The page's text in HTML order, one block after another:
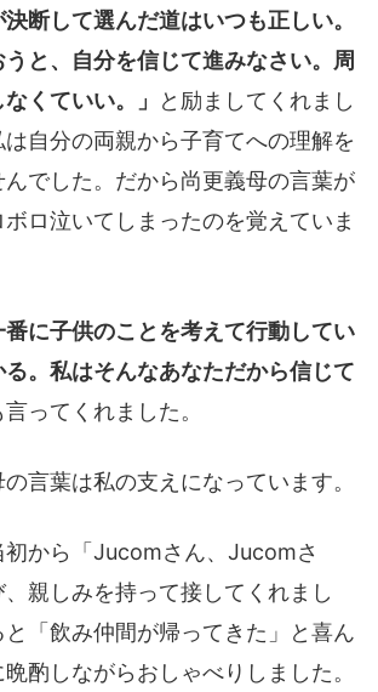
決断して選んだ道はいつも正しい。
と、自分を信じて進みなさい。周
くていい。」
と励ましてくれまし
自分の両親から子育てへの理解を
でした。だから尚更義母の言葉が
ロ泣いてしまったのを覚えていま
番に子供のことを考えて行動してい
。私はそんなあなただから信じて
言ってくれました。
言葉は私の支えになっています。
から「Jucomさん、Jucomさ
親しみを持って接してくれまし
「飲み仲間が帰ってきた」と喜ん
酌しながらおしゃべりしました。